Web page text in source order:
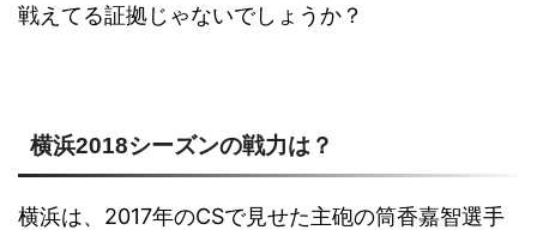
戦えてる証拠じゃないでしょうか？
横浜2018シーズンの戦力は？
横浜は、2017年のCSで見せた主砲の筒香嘉智選手